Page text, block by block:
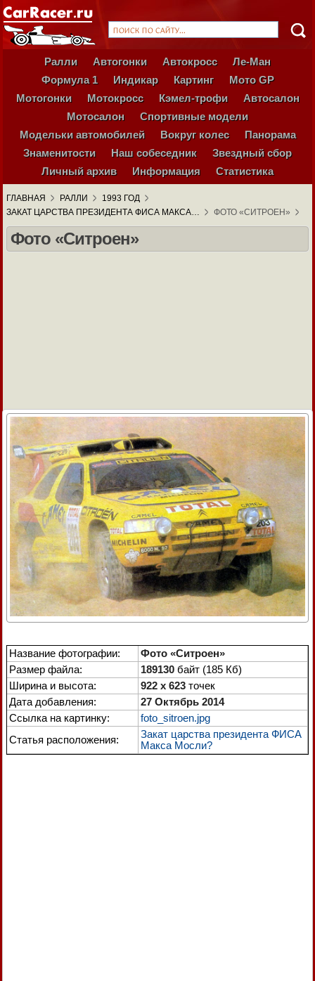
Ралли Автогонки Автокросс
Ле-Ман
Формула 1
Индикар Картинг
Мото GP
Мотогонки
Мотокросс Кэмел-трофи
Автосалон
Мотосалон
Спортивные модели
Модельки автомобилей
Вокруг колес
Панорама
Знаменитости
Наш собеседник
Звездный сбор
Личный архив
Информация Статистика
ГЛАВНАЯ РАЛЛИ
1993 ГОД
ЗАКАТ ЦАРСТВА ПРЕЗИДЕНТА ФИСА МАКСА…
ФОТО «СИТРОЕН»
Фото «Ситроен»
Название фотографии:
Фото «Ситроен»
Размер файла:
189130 байт (185 Кб)
Ширина и высота:
922 x 623 точек
Дата добавления:
27 Октябрь 2014
Ссылка на картинку:
foto_sitroen.jpg
Статья расположения:
Закат царства президента ФИСА
Макса Мосли?